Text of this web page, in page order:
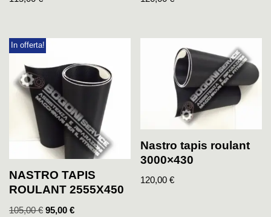
In offerta!
NASTRO TAPIS
ROULANT 2555X450
105,00€ 95,00 €
Nastro tapis roulant
3000×430
120,00€